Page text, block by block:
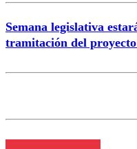
Semana legislativa
tramitación del